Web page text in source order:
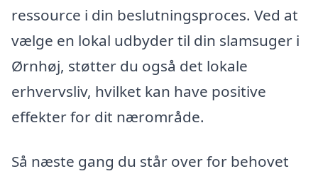
ressource i din beslutningsproces. Ved at
vælge en lokal udbyder til din slamsuger i
Ørnhøj, støtter du også det lokale
erhvervsliv, hvilket kan have positive
effekter for dit nærområde.
Så næste gang du står over for behovet